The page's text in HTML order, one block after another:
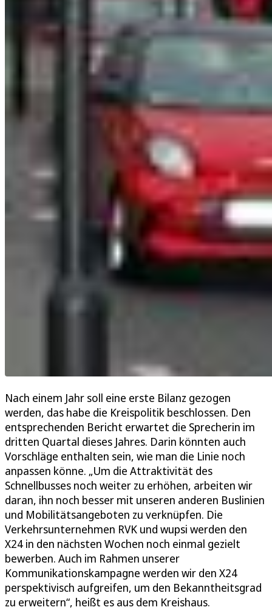
Nach einem Jahr soll eine erste Bilanz gezogen
werden, das habe die Kreispolitik beschlossen. Den
entsprechenden Bericht erwartet die Sprecherin im
dritten Quartal dieses Jahres. Darin könnten auch
Vorschläge enthalten sein, wie man die Linie noch
anpassen könne. „Um die Attraktivität des
Schnellbusses noch weiter zu erhöhen, arbeiten wir
daran, ihn noch besser mit unseren anderen Buslinien
und Mobilitätsangeboten zu verknüpfen. Die
Verkehrsunternehmen RVK und wupsi werden den
X24 in den nächsten Wochen noch einmal gezielt
bewerben. Auch im Rahmen unserer
Kommunikationskampagne werden wir den X24
perspektivisch aufgreifen, um den Bekanntheitsgrad
zu erweitern“, heißt es aus dem Kreishaus.